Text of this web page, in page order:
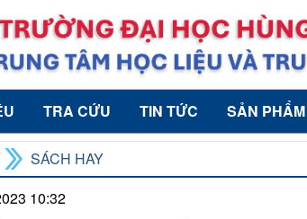
TRA CỨU TIN TỨC SẢN
SÁCH HAY
10:32